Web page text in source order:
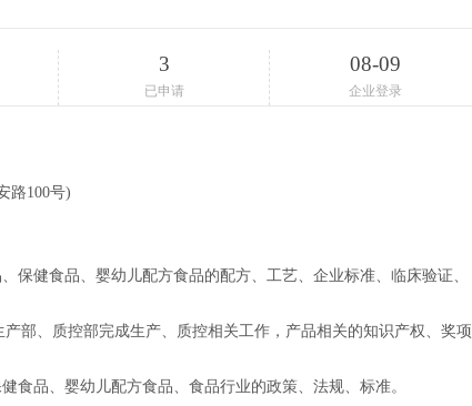
3
已申请
08-09
企业登录
路100号)
保健食品、婴幼儿配方食品的配方、工艺、企业标准、临床验证、
部、质控部完成生产、质控相关工作，产品相关的知识产权、奖项
食品、婴幼儿配方食品、食品行业的政策、法规、标准。